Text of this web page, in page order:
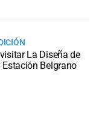
La Diseña de
Estación Belgrano